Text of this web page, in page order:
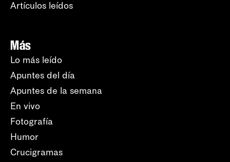
Artículos leídos
Más
Lo más leído
Apuntes del día
Apuntes de la semana
En vivo
Fotografía
Humor
Crucigramas